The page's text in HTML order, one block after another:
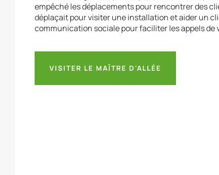
empêché les déplacements pour rencontrer des
déplaçait pour visiter une installation et aider un
communication sociale pour faciliter les appels de
VISITER LE MAÎTRE D'ALLÉE